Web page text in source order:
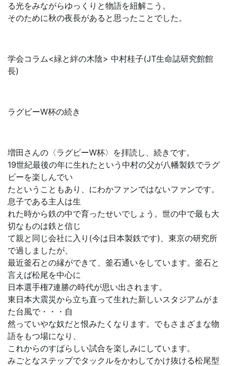
る光をみながらゆっくりと物語を紐解こう。
そのために秋の夜長があると思ったことでした。
学会コラム<緑と絆の木陰> 中村桂子(JT生命誌研究館館
長)
ラグビーW杯の続き
増田さんの〈ラグビーW杯〉を拝読し、続きです。
19世紀最後の年に生れたという中村の父が八幡製鉄でラグ
ビーを楽しんでい
たということもあり、にわかファンではないファンです。
息子である主人は生
れた時から鉄の中で育ったせいでしょう。世の中で最も大
切なものは鉄と信じ
て親と同じ会社に入り(今は日本製鉄です)、東京の研究所
で過しましたが、
最近釜石との縁ができて、釜石通いをしています。釜石と
言えば松尾を中心に
日本選手権7連勝の時代が思い出されます。
東日本大震災から立ち直って生れた新しいスタジアムがま
た台風で・・・自
然っていやな奴だと恨みたくなります。でもさまざまな物
語をもつ場になり、
これからのすばらしい試合を楽しみにしています。
みごとなステップでタックルをかわしてかけ抜ける松尾型